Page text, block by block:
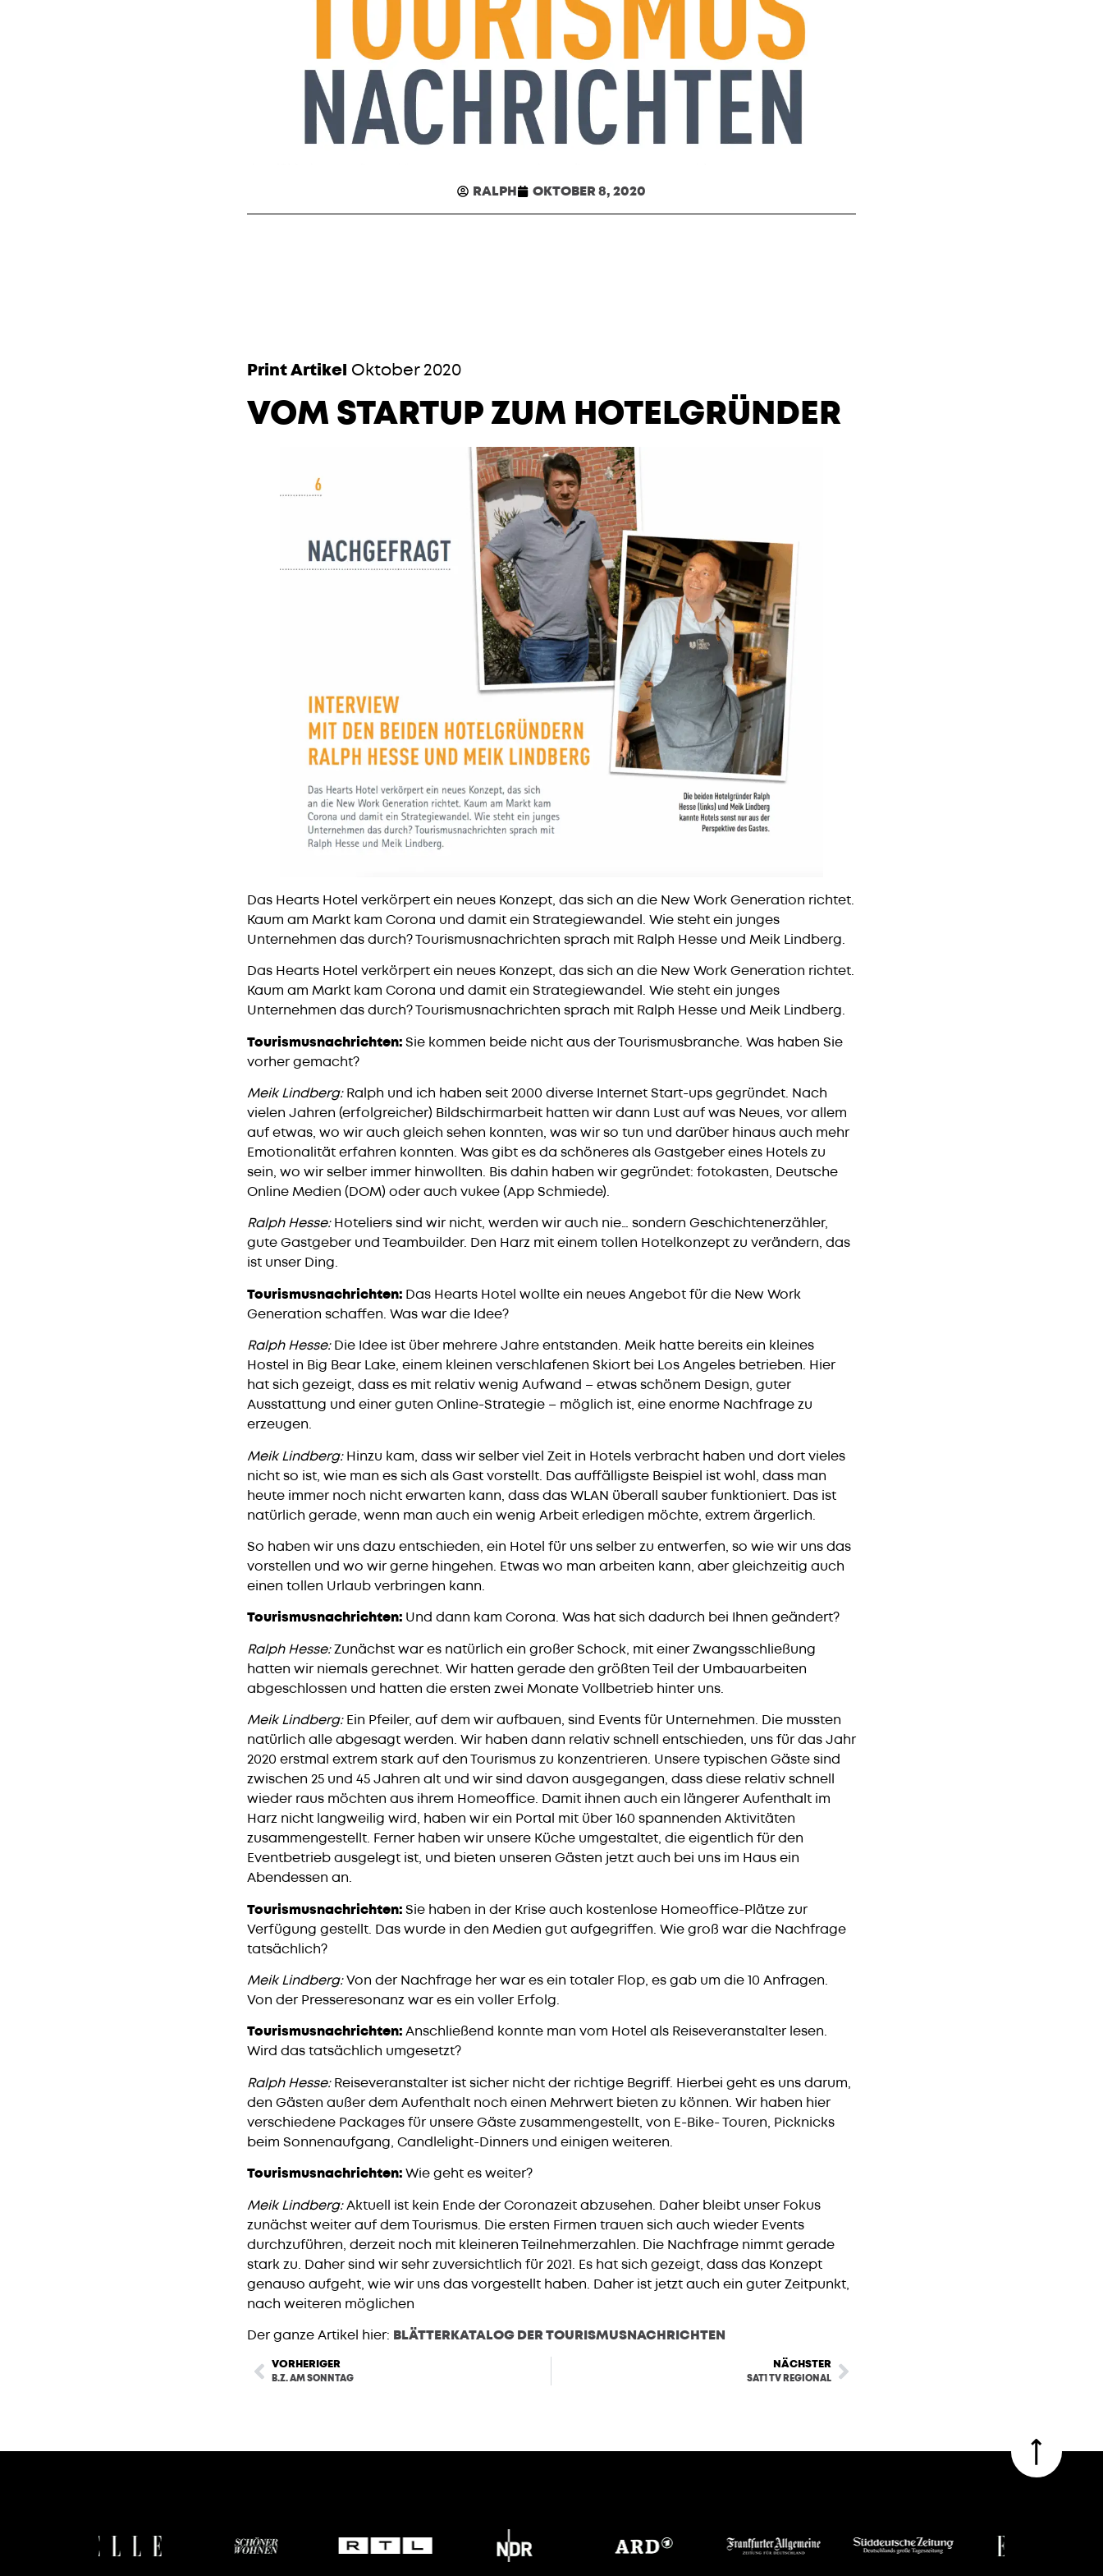
RALPH OKTOBER 8, 2020
Print Artikel Oktober 2020
VOM STARTUP ZUM HOTELGRÜNDER
Das Hearts Hotel verkörpert ein neues Konzept, das sich an die New Work Generation richtet.
Kaum am Markt kam Corona und damit ein Strategiewandel. Wie steht ein junges
Unternehmen das durch? Tourismusnachrichten sprach mit Ralph Hesse und Meik Lindberg.
Das Hearts Hotel verkörpert ein neues Konzept, das sich an die New Work Generation richtet.
Kaum am Markt kam Corona und damit ein Strategiewandel. Wie steht ein junges
Unternehmen das durch? Tourismusnachrichten sprach mit Ralph Hesse und Meik Lindberg.
Tourismusnachrichten:Sie kommen beide nicht aus der Tourismusbranche. Was haben Sie
vorher gemacht?
Meik Lindberg:Ralph und ich haben seit 2000 diverse Internet Start-ups gegründet. Nach
vielen Jahren (erfolgreicher) Bildschirmarbeit hatten wir dann Lust auf was Neues, vor allem
auf etwas, wo wir auch gleich sehen konnten, was wir so tun und darüber hinaus auch mehr
Emotionalität erfahren konnten. Was gibt es da schöneres als Gastgeber eines Hotels zu
sein, wo wir selber immer hinwollten. Bis dahin haben wir gegründet: fotokasten, Deutsche
Online Medien (DOM) oder auch vukee (App Schmiede).
Ralph Hesse:Hoteliers sind wir nicht, werden wir auch nie… sondern Geschichtenerzähler,
gute Gastgeber und Teambuilder. Den Harz mit einem tollen Hotelkonzept zu verändern, das
ist unser Ding.
Tourismusnachrichten: Das Hearts Hotel wollte ein neues Angebot für die New Work
Generation schaffen. Was war die Idee?
Ralph Hesse:Die Idee ist über mehrere Jahre entstanden. Meik hatte bereits ein kleines
Hostel in Big Bear Lake, einem kleinen verschlafenen Skiort bei Los Angeles betrieben. Hier
hat sich gezeigt, dass es mit relativ wenig Aufwand – etwas schönem Design, guter
Ausstattung und einer guten Online-Strategie – möglich ist, eine enorme Nachfrage zu
erzeugen.
Meik Lindberg:Hinzu kam, dass wir selber viel Zeit in Hotels verbracht haben und dort vieles
nicht so ist, wie man es sich als Gast vorstellt. Das auffälligste Beispiel ist wohl, dass man
heute immer noch nicht erwarten kann, dass das WLAN überall sauber funktioniert. Das ist
natürlich gerade, wenn man auch ein wenig Arbeit erledigen möchte, extrem ärgerlich.
So haben wir uns dazu entschieden, ein Hotel für uns selber zu entwerfen, so wie wir uns das
vorstellen und wo wir gerne hingehen. Etwas wo man arbeiten kann, aber gleichzeitig auch
einen tollen Urlaub verbringen kann.
Tourismusnachrichten: Und dann kam Corona. Was hat sich dadurch bei Ihnen geändert?
Ralph Hesse:Zunächst war es natürlich ein großer Schock, mit einer Zwangsschließung
hatten wir niemals gerechnet. Wir hatten gerade den größten Teil der Umbauarbeiten
abgeschlossen und hatten die ersten zwei Monate Vollbetrieb hinter uns.
Meik Lindberg:Ein Pfeiler, auf dem wir aufbauen, sind Events für Unternehmen. Die mussten
natürlich alle abgesagt werden. Wir haben dann relativ schnell entschieden, uns für das Jahr
2020 erstmal extrem stark auf den Tourismus zu konzentrieren. Unsere typischen Gäste sind
zwischen 25 und 45 Jahren alt und wir sind davon ausgegangen, dass diese relativ schnell
wieder raus möchten aus ihrem Homeoffice. Damit ihnen auch ein längerer Aufenthalt im
Harz nicht langweilig wird, haben wir ein Portal mit über 160 spannenden Aktivitäten
zusammengestellt. Ferner haben wir unsere Küche umgestaltet, die eigentlich für den
Eventbetrieb ausgelegt ist, und bieten unseren Gästen jetzt auch bei uns im Haus ein
Abendessen an.
Tourismusnachrichten:Sie haben in der Krise auch kostenlose Homeoffice-Plätze zur
Verfügung gestellt. Das wurde in den Medien gut aufgegriffen. Wie groß war die Nachfrage
tatsächlich?
Meik Lindberg:Von der Nachfrage her war es ein totaler Flop, es gab um die 10 Anfragen.
Von der Presseresonanz war es ein voller Erfolg.
Tourismusnachrichten:Anschließend konnte man vom Hotel als Reiseveranstalter lesen.
Wird das tatsächlich umgesetzt?
Ralph Hesse:Reiseveranstalter ist sicher nicht der richtige Begriff. Hierbei geht es uns darum,
den Gästen außer dem Aufenthalt noch einen Mehrwert bieten zu können. Wir haben hier
verschiedene Packages für unsere Gäste zusammengestellt, von E-Bike- Touren, Picknicks
beim Sonnenaufgang, Candlelight-Dinners und einigen weiteren.
Tourismusnachrichten:Wie geht es weiter?
Meik Lindberg:Aktuell ist kein Ende der Coronazeit abzusehen. Daher bleibt unser Fokus
zunächst weiter auf dem Tourismus. Die ersten Firmen trauen sich auch wieder Events
durchzuführen, derzeit noch mit kleineren Teilnehmerzahlen. Die Nachfrage nimmt gerade
stark zu. Daher sind wir sehr zuversichtlich für 2021. Es hat sich gezeigt, dass das Konzept
genauso aufgeht, wie wir uns das vorgestellt haben. Daher ist jetzt auch ein guter Zeitpunkt,
nach weiteren möglichen
Der ganze Artikel hier: BLÄTTERKATALOG DER TOURISMUSNACHRICHTEN
VORHERIGER
B.Z. AM SONNTAG
NÄCHSTER
SAT1 TV REGIONAL